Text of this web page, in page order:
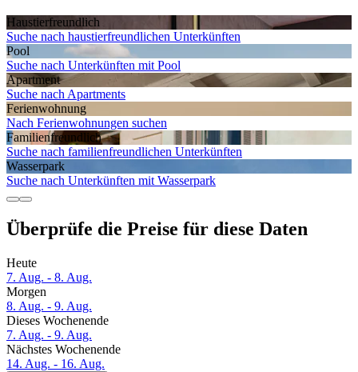
Haustier­freundlich
Suche nach haustierfreundlichen Unterkünften
Pool
Suche nach Unterkünften mit Pool
Apartment
Suche nach Apartments
Ferien­wohnung
Nach Ferienwohnungen suchen
Familien­freundlich
Suche nach familienfreundlichen Unterkünften
Wasserpark
Suche nach Unterkünften mit Wasserpark
Überprüfe die Preise für diese Daten
Heute
7. Aug. - 8. Aug.
Morgen
8. Aug. - 9. Aug.
Dieses Wochenende
7. Aug. - 9. Aug.
Nächstes Wochenende
14. Aug. - 16. Aug.